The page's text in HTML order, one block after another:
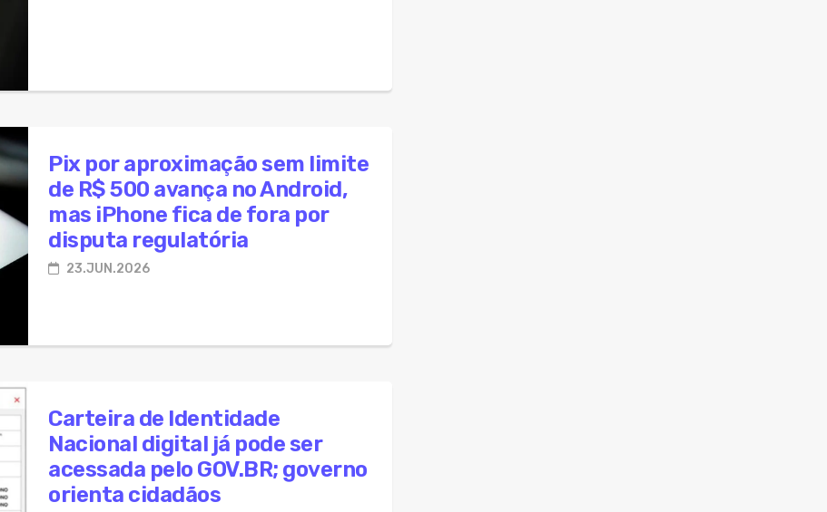
Pix por aproximação sem limite
de R$ 500 avança no Android,
mas iPhone fica de fora por
disputa regulatória
23.JUN.2026
Carteira de Identidade
Nacional digital já pode ser
acessada pelo GOV.BR; governo
orienta cidadãos